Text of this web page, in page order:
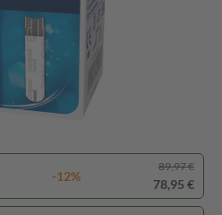
-12%
89,97 €
78,95 €